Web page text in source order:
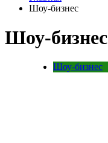
Шоу-бизнес
Шоу-бизнес
Шоу-бизнес